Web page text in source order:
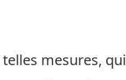
mesures,